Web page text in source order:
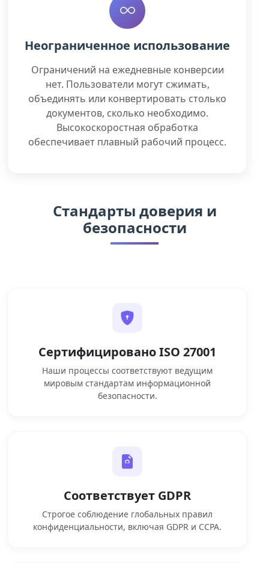
Неограниченное использование
Ограничений на ежедневные конверсии
нет. Пользователи могут сжимать,
объединять или конвертировать столько
документов, сколько необходимо.
Высокоскоростная обработка
обеспечивает плавный рабочий процесс.
Стандарты доверия и
безопасности
Сертифицировано ISO 27001
Наши процессы соответствуют ведущим
мировым стандартам информационной
безопасности.
Соответствует GDPR
Строгое соблюдение глобальных правил
конфиденциальности, включая GDPR и CCPA.